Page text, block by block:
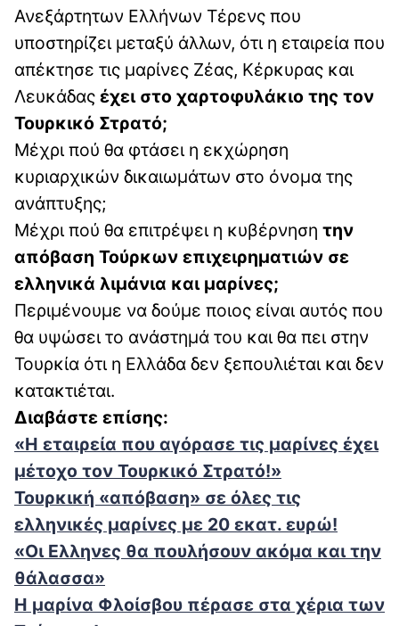
Ανεξάρτητων Ελλήνων Τέρενς που
υποστηρίζει μεταξύ άλλων, ότι η εταιρεία που
απέκτησε τις μαρίνες Ζέας, Κέρκυρας και
Λευκάδας έχει στο χαρτοφυλάκιο της τον
Τουρκικό Στρατό;
Μέχρι πού θα φτάσει η εκχώρηση
κυριαρχικών δικαιωμάτων στο όνομα της
ανάπτυξης;
Μέχρι πού θα επιτρέψει η κυβέρνηση την
απόβαση Τούρκων επιχειρηματιών σε
ελληνικά λιμάνια και μαρίνες;
Περιμένουμε να δούμε ποιος είναι αυτός που
θα υψώσει το ανάστημά του και θα πει στην
Τουρκία ότι η Ελλάδα δεν ξεπουλιέται και δεν
κατακτιέται.
Διαβάστε επίσης:
«Η εταιρεία που αγόρασε τις μαρίνες έχει
μέτοχο τον Τουρκικό Στρατό!»
Τουρκική «απόβαση» σε όλες τις
ελληνικές μαρίνες με 20 εκατ. ευρώ!
«Οι Ελληνες θα πουλήσουν ακόμα και την
θάλασσα»
Η μαρίνα Φλοίσβου πέρασε στα χέρια των